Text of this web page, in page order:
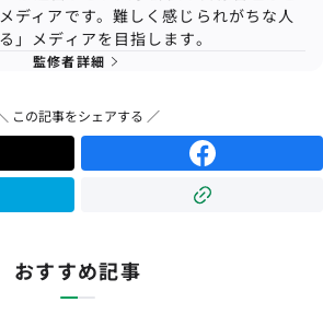
ディアです。難しく感じられがちな人
」メディアを目指します。
監修者詳細
この記事をシェアする ／
おすすめ記事